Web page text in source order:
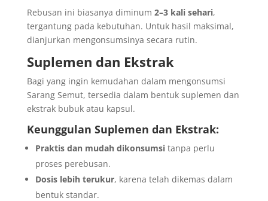
Rebusan ini biasanya diminum 2–3 kali sehari,
tergantung pada kebutuhan. Untuk hasil maksimal,
dianjurkan mengonsumsinya secara rutin.
Suplemen dan Ekstrak
Bagi yang ingin kemudahan dalam mengonsumsi
Sarang Semut, tersedia dalam bentuk suplemen dan
ekstrak bubuk atau kapsul.
Keunggulan Suplemen dan Ekstrak:
Praktis dan mudah dikonsumsitanpa perlu
proses perebusan.
Dosis lebih terukur, karena telah dikemas dalam
bentuk standar.